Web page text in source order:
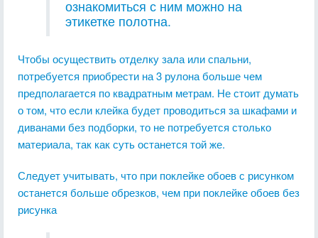
ознакомиться с ним можно на
этикетке полотна.
Чтобы осуществить отделку зала или спальни,
потребуется приобрести на 3 рулона больше чем
предполагается по квадратным метрам. Не стоит думать
о том, что если клейка будет проводиться за шкафами и
диванами без подборки, то не потребуется столько
материала, так как суть останется той же.
Следует учитывать, что при поклейке обоев с рисунком
останется больше обрезков, чем при поклейке обоев без
рисунка